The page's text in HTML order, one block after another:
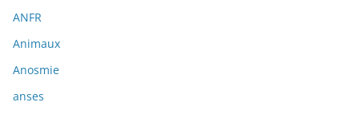
ANFR
Animaux
Anosmie
anses